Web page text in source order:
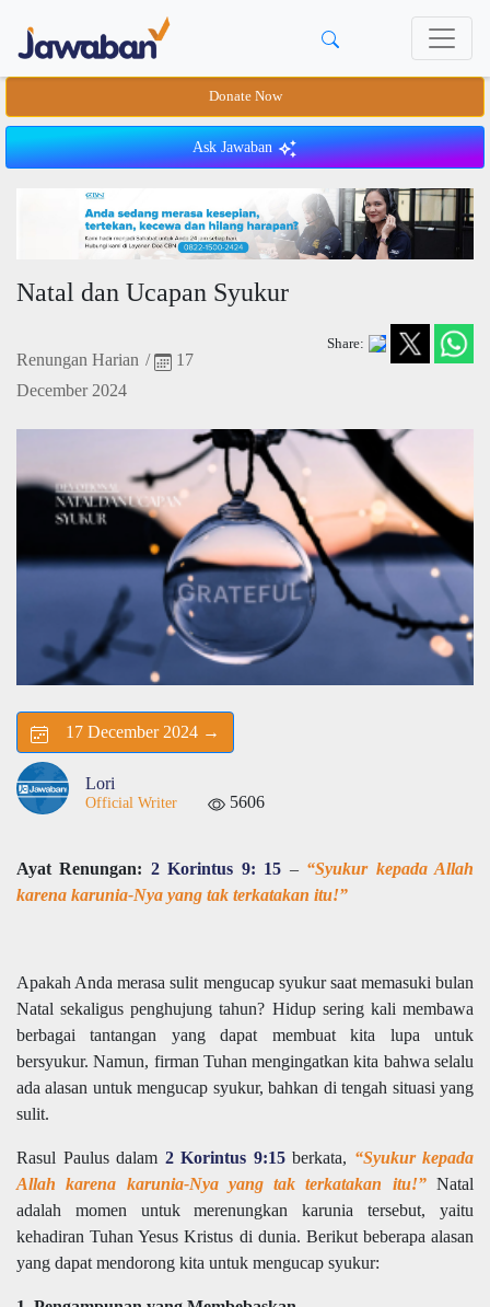
Donate Now
Ask Jawaban
Natal dan Ucapan Syukur
Renungan Harian /
17
December 2024
Share:
17 December 2024 →
Lori
Official Writer 5606
Ayat Renungan: 2 Korintus 9: 15 – “Syukur kepada Allah
karena karunia-Nya yang tak terkatakan itu!”
Apakah Anda merasa sulit mengucap syukur saat memasuki bulan
Natal sekaligus penghujung tahun? Hidup sering kali membawa
berbagai tantangan yang dapat membuat kita lupa untuk
bersyukur. Namun, firman Tuhan mengingatkan kita bahwa selalu
ada alasan untuk mengucap syukur, bahkan di tengah situasi yang
sulit.
Rasul Paulus dalam 2 Korintus 9:15berkata, “Syukur kepada
Allah karena karunia-Nya yang tak terkatakan itu!” Natal
adalah momen untuk merenungkan karunia tersebut, yaitu
kehadiran Tuhan Yesus Kristus di dunia. Berikut beberapa alasan
yang dapat mendorong kita untuk mengucap syukur: